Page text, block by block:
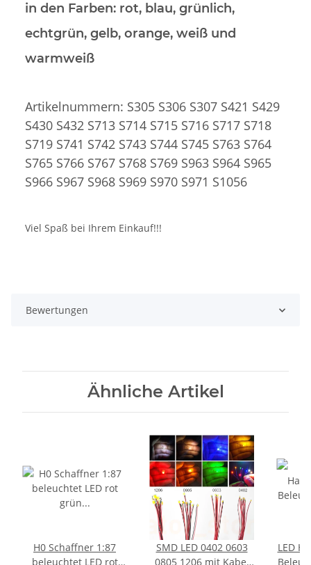
in den Farben: rot, blau, grünlich,
echtgrün, gelb, orange, weiß und
warmweiß
Artikelnummern: S305 S306 S307 S421 S429
S430 S432 S713 S714 S715 S716 S717 S718
S719 S741 S742 S743 S744 S745 S763 S764
S765 S766 S767 S768 S769 S963 S964 S965
S966 S967 S968 S969 S970 S971 S1056
Viel Spaß bei Ihrem Einkauf!!!
Bewertungen
Ähnliche Artikel
H0 Schaffner 1:87
beleuchtet LED rot
SMD LED 0402 0603
0805 1206 mit Kabel
LED